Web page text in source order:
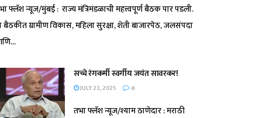
फ्लॅश न्यूज/मुंबई : राज्य मंत्रिमंडळाची महत्त्वपूर्ण बैठक पार पडली.
बैठकीत ग्रामीण विकास, महिला सुरक्षा, शेती बाजारपेठ, जलसंपदा
सच्चे रंगकर्मी स्वर्गीय जयंत सावरकर!
JULY 23, 2025 0
तभा फ्लॅश न्यूज/श्याम ठाणेदार : मराठी